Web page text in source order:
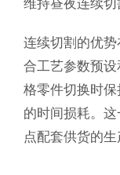
连续切割的优
合工艺参数预
格零件切换时
的时间损耗。
点配套供货的生